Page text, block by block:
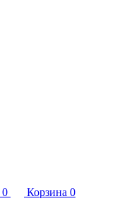
0 Корзина 0